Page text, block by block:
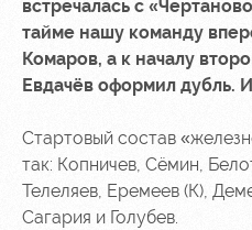
RZD Arena
Hosting
Fields
rent
Локо
Старт
Our
встречалась с
тайме нашу команду
Комаров, а к началу
Евдачёв оформил дубль.
Стартовый состав
так: Копничев, Сёмин,
Телеляев, Еремеев (К),
Сагария и Голубев.